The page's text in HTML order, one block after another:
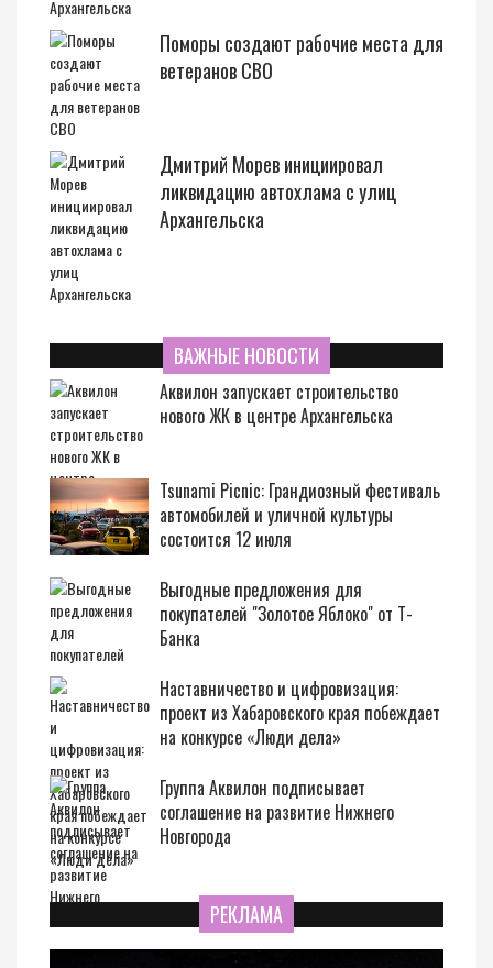
Поморы создают рабочие места для
ветеранов СВО
Дмитрий Морев инициировал
ликвидацию автохлама с улиц
Архангельска
ВАЖНЫЕ НОВОСТИ
Аквилон запускает строительство
нового ЖК в центре Архангельска
Tsunami Picnic: Грандиозный фестиваль
автомобилей и уличной культуры
состоится 12 июля
Выгодные предложения для
покупателей "Золотое Яблоко" от Т-
Банка
Наставничество и цифровизация:
проект из Хабаровского края побеждает
на конкурсе «Люди дела»
Группа Аквилон подписывает
соглашение на развитие Нижнего
Новгорода
РЕКЛАМА